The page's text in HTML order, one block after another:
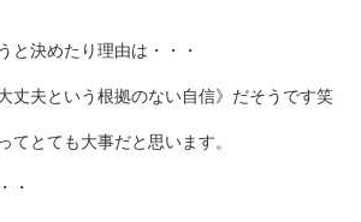
と決めたり理由は・・・
丈夫という根拠のない自信》だそうです笑
てとても大事だと思います。
・